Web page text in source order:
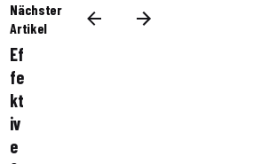
Nächster
Artikel
Ef
fe
kt
iv
e